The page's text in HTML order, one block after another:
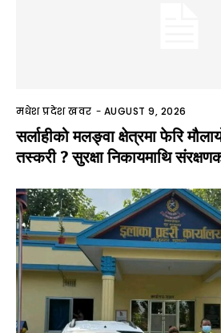
मधेश प्रदेश खवर - AUGUST 9, 2026
सर्लाहीको मलङ्वा क्षेत्रमा फेरि
तस्करी ? सुरक्षा निकायमाथि